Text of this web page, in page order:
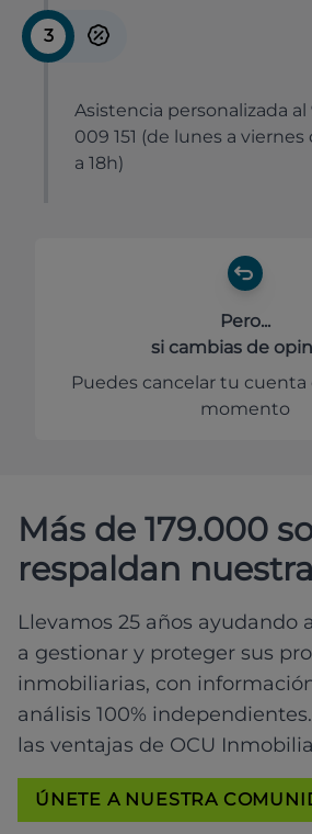
3
Asistencia personalizada al
009 151 (de lunes a viernes
a 18h)
Pero...
si cambias de
Puedes cancelar tu
momento
Más de 179.000
respaldan
Llevamos 25 años ayudando
a gestionar y proteger sus
inmobiliarias, con
análisis 100%
las ventajas de OCU
ÚNETE A NUESTRA